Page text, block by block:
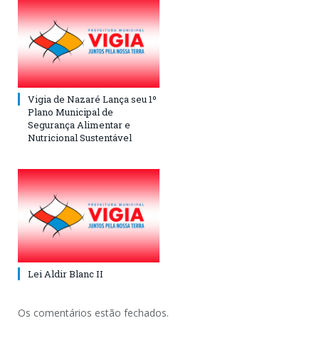
Vigia de Nazaré Lança seu 1º
Plano Municipal de
Segurança Alimentar e
Nutricional Sustentável
Lei Aldir Blanc II
Os comentários estão fechados.